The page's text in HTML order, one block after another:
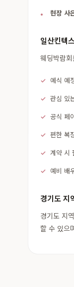
현장 사
일산킨텍
웨딩박람
예식 예
관심 있
공식 페
편한 복
계약 시
예비 배
경기도 지
경기도 지
할 수 있으